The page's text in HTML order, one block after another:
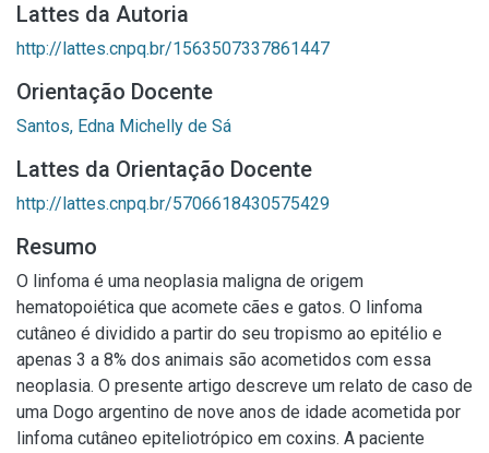
Lattes da Autoria
http://lattes.cnpq.br/1563507337861447
Orientação Docente
Santos, Edna Michelly de Sá
Lattes da Orientação Docente
http://lattes.cnpq.br/5706618430575429
Resumo
O linfoma é uma neoplasia maligna de origem
hematopoiética que acomete cães e gatos. O linfoma
cutâneo é dividido a partir do seu tropismo ao epitélio e
apenas 3 a 8% dos animais são acometidos com essa
neoplasia. O presente artigo descreve um relato de caso de
uma Dogo argentino de nove anos de idade acometida por
linfoma cutâneo epiteliotrópico em coxins. A paciente